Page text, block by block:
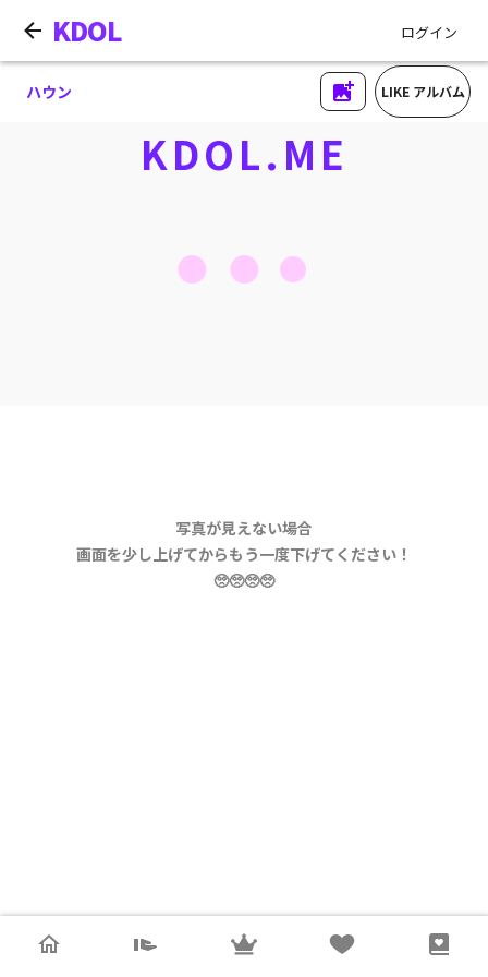
KDOL ログイン
ハウン LIKE アルバム
KDOL.ME
写真が見えない場合
画面を少し上げてからもう一度下げてください！
🥺🥺🥺🥺